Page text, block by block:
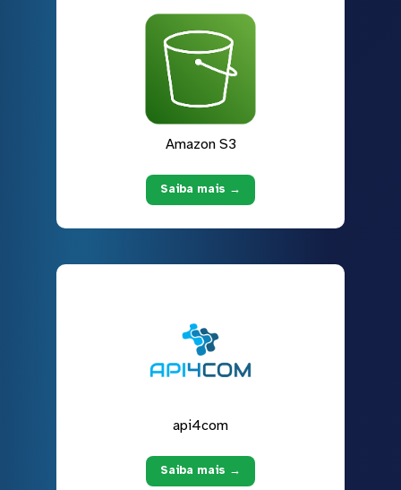
Amazon S3
Saiba mais →
api4com
Saiba mais →